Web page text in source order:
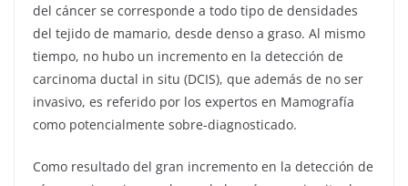
del cáncer se corresponde a todo tipo de densidades
del tejido de mamario, desde denso a graso. Al mismo
tiempo, no hubo un incremento en la detección de
carcinoma ductal in situ (DCIS), que además de no ser
invasivo, es referido por los expertos en Mamografía
como potencialmente sobre-diagnosticado.
Como resultado del gran incremento en la detección de